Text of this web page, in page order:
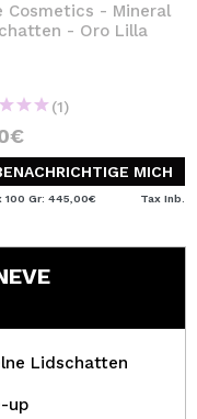
Cosmetics - Mineral
Lidschatten - Oro Lilla
(1)
MICH
100 Gr: 445,00€ Tax Inb.
Lidschatten
up